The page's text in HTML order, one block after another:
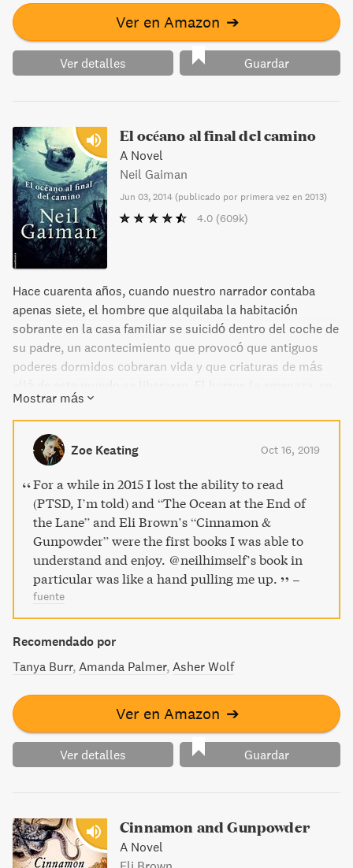
Ver en Amazon ➔
Ver detalles Guardar
El océano al final del camino
A Novel
Neil Gaiman
Jun 03, 2014 (publicado por primera vez en 2013)
4.0 (609k)
Hace cuarenta años, cuando nuestro narrador contaba
apenas siete, el hombre que alquilaba la habitación
sobrante en la casa familiar se suicidó dentro del coche de
su padre, un acontecimiento que provocó que antiguos
poderes dormidos cobraran vida y que criaturas de más
congregan a partir de entonces para destruir a la familia
del protagonista. Su única defensa la constituirán las tres
mujeres que viven en la granja desvencijada al final del
camino. La más joven de ellas, Lettie, afirma que el
estanque es, en realidad, un océano. La mayor dice que
recuerda el Big Bang.
Mostrar más
Zoe Keating Oct 16, 2019
For a while in 2015 I lost the ability to read
(PTSD, I’m told) and “The Ocean at the End of
the Lane” and Eli Brown’s “Cinnamon &
Gunpowder” were the first books I was able to
understand and enjoy. @neilhimself’s book in
particular was like a hand pulling me up.
–
fuente
Recomendado por
Tanya Burr Amanda Palmer Asher Wolf
Ver en Amazon ➔
Ver detalles Guardar
Cinnamon and Gunpowder
A Novel